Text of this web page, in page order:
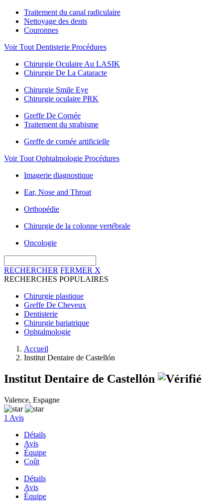
Traitement du canal radiculaire
Nettoyage des dents
Couronnes
Voir Tout Dentisterie Procédures
Chirurgie Oculaire Au LASIK
Chirurgie De La Cataracte
Chirurgie Smile Eye
Chirurgie oculaire PRK
Greffe De Cornée
Traitement du strabisme
Greffe de cornée artificielle
Voir Tout Ophtalmologie Procédures
Imagerie diagnostique
Ear, Nose and Throat
Orthopédie
Chirurgie de la colonne vertébrale
Oncologie
RECHERCHER FERMER X
RECHERCHES POPULAIRES
Chirurgie plastique
Greffe De Cheveux
Dentisterie
Chirurgie bariatrique
Ophtalmologie
Accueil
Institut Dentaire de Castellón
Institut Dentaire de Castellón
Valence, Espagne
1 Avis
Détails
Avis
Équipe
Coût
Détails
Avis
Équipe